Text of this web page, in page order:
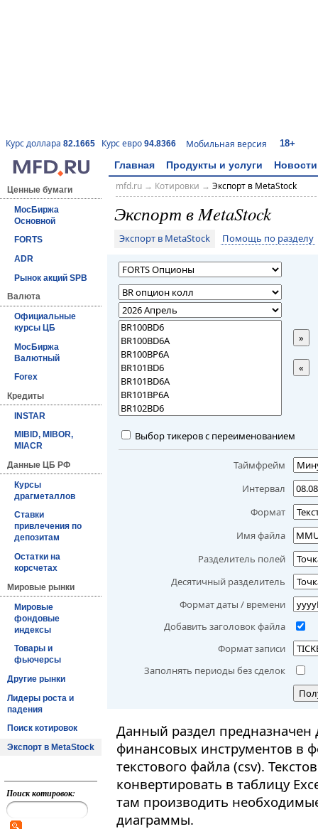
Курс доллара 82.1665 Курс евро 94.8366 Мобильная версия 18+
Главная Продукты и услуги Новости
Ценные бумаги
МосБиржа
Основной
FORTS
ADR
Рынок акций SPB
Валюта
Официальные
курсы ЦБ
МосБиржа
Валютный
Forex
Кредиты
INSTAR
MIBID, MIBOR,
MIACR
Данные ЦБ РФ
Курсы
драгметаллов
Ставки
привлечения по
депозитам
Остатки на
корсчетах
Мировые рынки
Мировые
фондовые
индексы
Товары и
фьючерсы
Другие рынки
Лидеры роста и
падения
Поиск котировок
Экспорт в MetaStock
Поиск котировок:
mfd.ru→ Котировки → Экспорт в MetaStock
Экспорт в MetaStock
Экспорт в MetaStock Помощь по разделу
»
«
Выбор тикеров с переименованием
Таймфрейм
Интервал
Формат
Имя файла
Разделитель полей
Десятичный разделитель
Формат даты / времени
Добавить заголовок файла
Формат записи
Заполнять периоды без сделок
Данный раздел
финансовых инструментов в
текстового файла (csv).
конвертировать в таблицу
там производить
диаграммы.